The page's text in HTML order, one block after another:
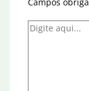
Digite
aqui...